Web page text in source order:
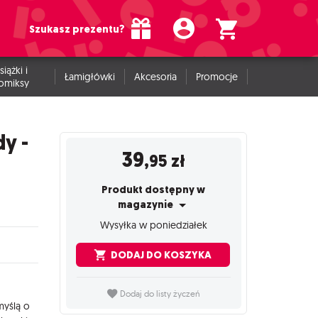
Szukasz prezentu?
i
Łamigłówki Akcesoria Promocje
-
o
39,95 zł
Produkt dostępny w
magazynie
Wysyłka w poniedziałek
DODAJ DO KOSZYKA
Dodaj do listy życzeń